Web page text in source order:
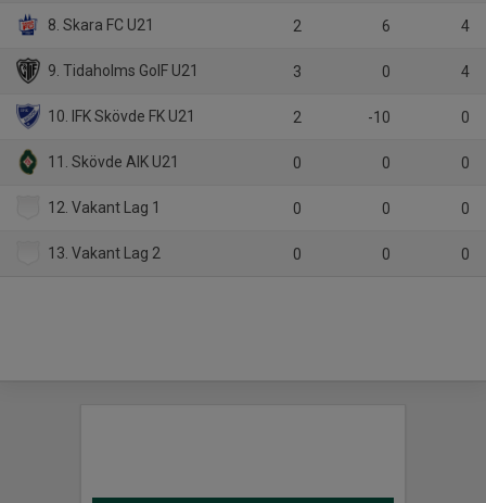
8. Skara FC U21 2 6 4
9. Tidaholms GoIF U21 3 0 4
10. IFK Skövde FK U21 2 -10 0
11. Skövde AIK U21 0 0 0
12. Vakant Lag 1 0 0 0
13. Vakant Lag 2 0 0 0